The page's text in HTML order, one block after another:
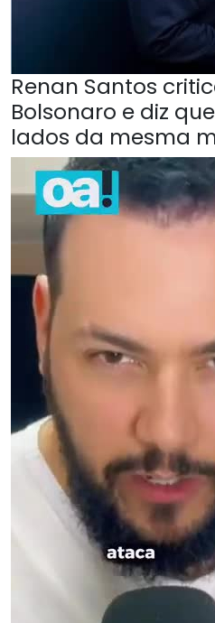
Renan Santos
Bolsonaro e diz
lados da mesma